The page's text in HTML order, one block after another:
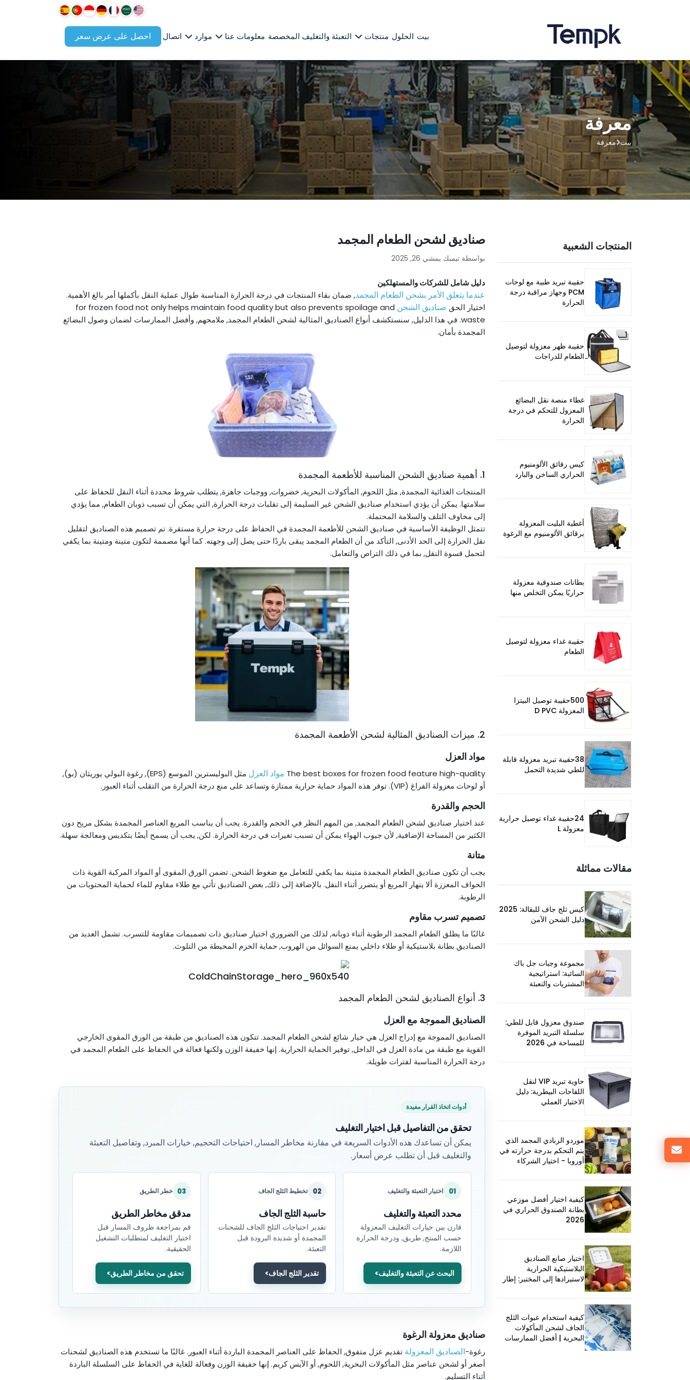
بيت الحلول منتجات التعبئة والتغليف المخصصة معلومات عنا موارد اتصال احصل على عرض سعر
معرفة
بيت معرفة
صناديق لشحن الطعام المجمد
بواسطة تيمبك يمشي 26, 2025
دليل شامل للشركات والمستهلكين
عندما يتعلق الأمر بشحن الطعام المجمد, ضمان بقاء المنتجات في درجة الحرارة المناسبة طوال عملية النقل بأكملها أمر بالغ الأهمية.
اختيار الحق صناديق الشحن for frozen food not only helps maintain food quality but also prevents spoilage and
waste. في هذا الدليل, سنستكشف أنواع الصناديق المثالية لشحن الطعام المجمد, ملامحهم, وأفضل الممارسات لضمان وصول البضائع
المجمدة بأمان.
1. أهمية صناديق الشحن المناسبة للأطعمة المجمدة
المنتجات الغذائية المجمدة, مثل اللحوم, المأكولات البحرية, خضروات, ووجبات جاهزة, يتطلب شروط محددة أثناء النقل للحفاظ على
سلامتها. يمكن أن يؤدي استخدام صناديق الشحن غير السليمة إلى تقلبات درجة الحرارة, التي يمكن أن تسبب ذوبان الطعام, مما يؤدي
إلى مخاوف التلف والسلامة المحتملة.
تتمثل الوظيفة الأساسية في صناديق الشحن للأطعمة المجمدة في الحفاظ على درجة حرارة مستقرة. تم تصميم هذه الصناديق لتقليل
نقل الحرارة إلى الحد الأدنى, التأكد من أن الطعام المجمد يبقى باردًا حتى يصل إلى وجهته. كما أنها مصممة لتكون متينة ومتينة بما يكفي
لتحمل قسوة النقل, بما في ذلك التراص والتعامل.
2. ميزات الصناديق المثالية لشحن الأطعمة المجمدة
مواد العزل
The best boxes for frozen food feature high-quality مواد العزل
مثل البوليسترين الموسع (EPS), رغوة البولي يوريثان (بو),
أو لوحات معزولة الفراغ (VIP). توفر هذه المواد حماية حرارية ممتازة وتساعد على منع درجة الحرارة من التقلب أثناء العبور.
الحجم والقدرة
عند اختيار صناديق لشحن الطعام المجمد, من المهم النظر في الحجم والقدرة. يجب أن يناسب المربع العناصر المجمدة بشكل مريح دون
الكثير من المساحة الإضافية, لأن جيوب الهواء يمكن أن تسبب تغيرات في درجة الحرارة. لكن, يجب أن يسمح أيضًا بتكديس ومعالجة سهلة.
متانة
يجب أن تكون صناديق الطعام المجمدة متينة بما يكفي للتعامل مع ضغوط الشحن. تضمن الورق المقوى أو المواد المركبة القوية ذات
الحواف المعززة ألا ينهار المربع أو يتضرر أثناء النقل. بالإضافة إلى ذلك, بعض الصناديق تأتي مع طلاء مقاوم للماء لحماية المحتويات من
الرطوبة.
تصميم تسرب مقاوم
غالبًا ما يطلق الطعام المجمد الرطوبة أثناء ذوبانه, لذلك من الضروري اختيار صناديق ذات تصميمات مقاومة للتسرب. تشمل العديد من
الصناديق بطانة بلاستيكية أو طلاء داخلي يمنع السوائل من الهروب, حماية الحزم المحيطة من التلوث.
3. أنواع الصناديق لشحن الطعام المجمد
الصناديق المموجة مع العزل
الصناديق المموجة مع إدراج العزل هي خيار شائع لشحن الطعام المجمد. تتكون هذه الصناديق من طبقة من الورق المقوى الخارجي
القوية مع طبقة من مادة العزل في الداخل, توفير الحماية الحرارية. إنها خفيفة الوزن ولكنها فعالة في الحفاظ على الطعام المجمد في
درجة الحرارة المناسبة لفترات طويلة.
أدوات اتخاذ القرار مفيدة
تحقق من التفاصيل قبل اختيار التغليف
يمكن أن تساعدك هذه الأدوات السريعة في مقارنة مخاطر المسار, احتياجات التحجيم, خيارات المبرد, وتفاصيل التعبئة
والتغليف قبل أن تطلب عرض أسعار.
01 اختيار التعبئة والتغليف
محدد التعبئة والتغليف
قارن بين خيارات التغليف المعزولة
حسب المنتج, طريق, ودرجة الحرارة
اللازمة.
البحث عن التعبئة والتغليف
02 تخطيط الثلج الجاف
حاسبة الثلج الجاف
تقدير احتياجات الثلج الجاف للشحنات
المجمدة أو شديدة البرودة قبل
التعبئة.
تقدير الثلج الجاف
03 خطر الطريق
مدقق مخاطر الطريق
قم بمراجعة ظروف المسار قبل
اختيار التغليف لمتطلبات التشغيل
الحقيقية.
تحقق من مخاطر الطريق
صناديق معزولة الرغوة
رغوة-الصناديق المعزولة تقديم عزل متفوق, الحفاظ على العناصر المجمدة الباردة أثناء العبور. غالبًا ما تستخدم هذه الصناديق لشحنات
أصغر أو لشحن عناصر مثل المأكولات البحرية, اللحوم, أو الآيس كريم. إنها خفيفة الوزن وفعالة للغاية في الحفاظ على السلسلة الباردة
أثناء التسليم.
المنتجات الشعبية
حقيبة تبريد طبية مع لوحات
PCM وجهاز مراقبة درجة
الحرارة
حقيبة ظهر معزولة لتوصيل
الطعام للدراجات
غطاء منصة نقل البضائع
المعزول للتحكم في درجة
الحرارة
كيس رقائق الألومنيوم
الحراري الساخن والبارد
أغطية البليت المعزولة
برقائق الألومنيوم مع الرغوة
بطانات صندوقية معزولة
حراريًا يمكن التخلص منها
حقيبة غداء معزولة لتوصيل
الطعام
500حقيبة توصيل البيتزا
المعزولة D PVC
38حقيبة تبريد معزولة قابلة
للطي شديدة التحمل
24حقيبة غداء توصيل حرارية
معزولة L
مقالات مماثلة
كيس ثلج جاف للبقالة: 2025
دليل الشحن الآمن
مجموعة وجبات جل باك
السائبة: استراتيجية
المشتريات والتعبئة
صندوق معزول قابل للطي:
سلسلة التبريد الموفرة
للمساحة في 2026
حاوية تبريد VIP لنقل
اللقاحات البيطرية: دليل
الاختيار العملي
موردو الزبادي المجمد الذي
يتم التحكم بدرجة حرارته في
أوروبا - اختيار الشركاء
كيفية اختيار أفضل موزعي
بطانة الصندوق الحراري في
2026
اختيار صانع الصناديق
البلاستيكية الحرارية
لاستيرادها إلى المختبر: إطار
كيفية استخدام عبوات الثلج
الجاف لشحن المأكولات
البحرية | أفضل الممارسات